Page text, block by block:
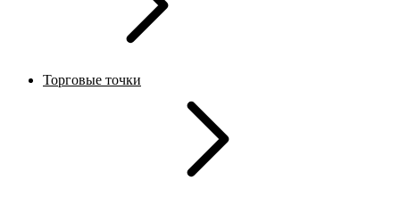
Торговые точки